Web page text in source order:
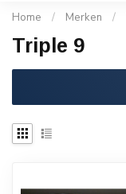
Home / Merken /
Triple 9